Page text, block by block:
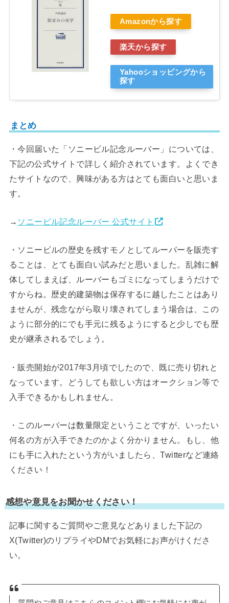
Amazonから探す
楽天から探す
Yahooショッピングから
探す
まとめ
・今回届いた「ソニービル記念ルーバー」については、
下記の公式サイトで詳しく紹介されています。よくでき
たサイトなので、興味がある方はとても面白いと思いま
す。
→ ソニービル記念ルーバー 公式サイト
・ソニービルの歴史を残すモノとしてルーバーを販売す
ることは、とても面白い試みだと思いました。乱雑に解
体してしまえば、ルーバーもゴミになってしまうだけで
すからね。歴史的建築物は保存するに越したことはあり
ませんが、残念ながら取り壊されてしまう場合は、この
ように部分的にでも手元に残るようにすると少しでも歴
史が継承されるでしょう。
・販売開始が2017年3月頃でしたので、既に売り切れと
なっています。どうしても欲しい方はオークション等で
入手できるかもしれません。
・このルーバーは数量限定ということですが、いったい
何名の方が入手できたのかよく分かりません。もし、他
にも手に入れたという方がいましたら、Twitterなど連絡
ください！
感想や意見をお聞かせください！
記事に関するご質問やご意見などありました下記の
X(Twitter)のリプライやDMでお気軽にお声がけくださ
い。